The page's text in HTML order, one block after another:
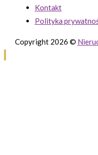
Kontakt
Polityka
Copyright 2026 ©